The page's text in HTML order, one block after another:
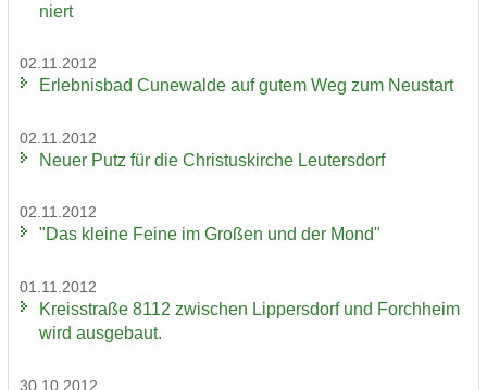
niert
02.11.2012
Er­leb­nis­bad Cu­n­e­wal­de auf gutem Weg zum Neu­start
02.11.2012
Neuer Putz für die Chris­tus­kir­che Leu­ters­dorf
02.11.2012
"Das klei­ne Feine im Gro­ßen und der Mond"
01.11.2012
Kreis­stra­ße 8112 zwi­schen Lip­pers­dorf und Forch­heim
wird aus­ge­baut.
30.10.2012